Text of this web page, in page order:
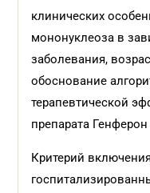
клинических
мононуклеоза в
заболевания,
обоснование
терапевтической
препарата Генферон
Критерий